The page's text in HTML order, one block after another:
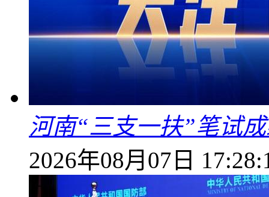
河南“三支一扶”笔试
2026年08月07日